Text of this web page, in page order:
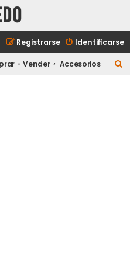
Identificarse
Registrarse
- Vender Accesorios